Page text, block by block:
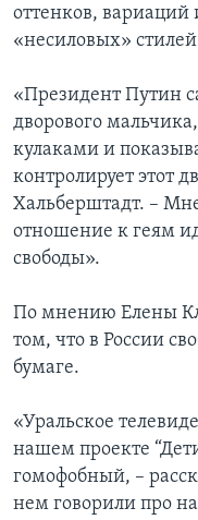
оттенков, вариаций
«несиловых»
«Президент Путин
дворового
кулаками и
контролирует этот
Хальберштадт. –
отношение к геям
свободы».
По мнению Елены
том, что в России
бумаге.
«Уральское
нашем проекте
гомофобный, –
нем говорили про